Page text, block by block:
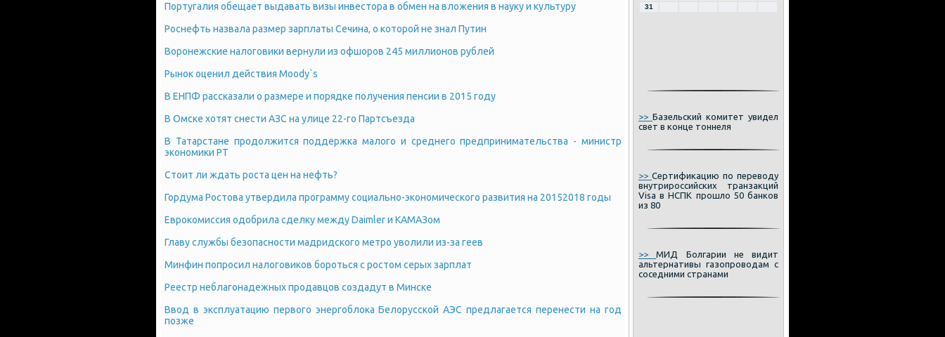
Португалия обещает выдавать визы инвестора в обмен на вложения в науку и культуру
Роснефть назвала размер зарплаты Сечина, о которой не знал Путин
Воронежские налоговики вернули из офшоров 245 миллионов рублей
Рынок оценил действия Moody`s
В ЕНПФ рассказали о размере и порядке получения пенсии в 2015 году
В Омске хотят снести АЗС на улице 22-го Партсъезда
В Татарстане продолжится поддержка малого и среднего предпринимательства - министр
экономики РТ
Стоит ли ждать роста цен на нефть?
Гордума Ростова утвердила программу социально-экономического развития на 20152018 годы
Еврокомиссия одобрила сделку между Daimler и КАМАЗом
Главу службы безопасности мадридского метро уволили из-за геев
Минфин попросил налоговиков бороться с ростом серых зарплат
Реестр неблагонадежных продавцов создадут в Минске
Ввод в эксплуатацию первого энергоблока Белорусской АЭС предлагается перенести на год
позже
31
>> Базельский комитет увидел
свет в конце тоннеля
>> Сертификацию по переводу
внутрироссийских транзакций
Visa в НСПК прошло 50 банков
из 80
>>МИД Болгарии не видит
альтернативы газопроводам с
соседними странами